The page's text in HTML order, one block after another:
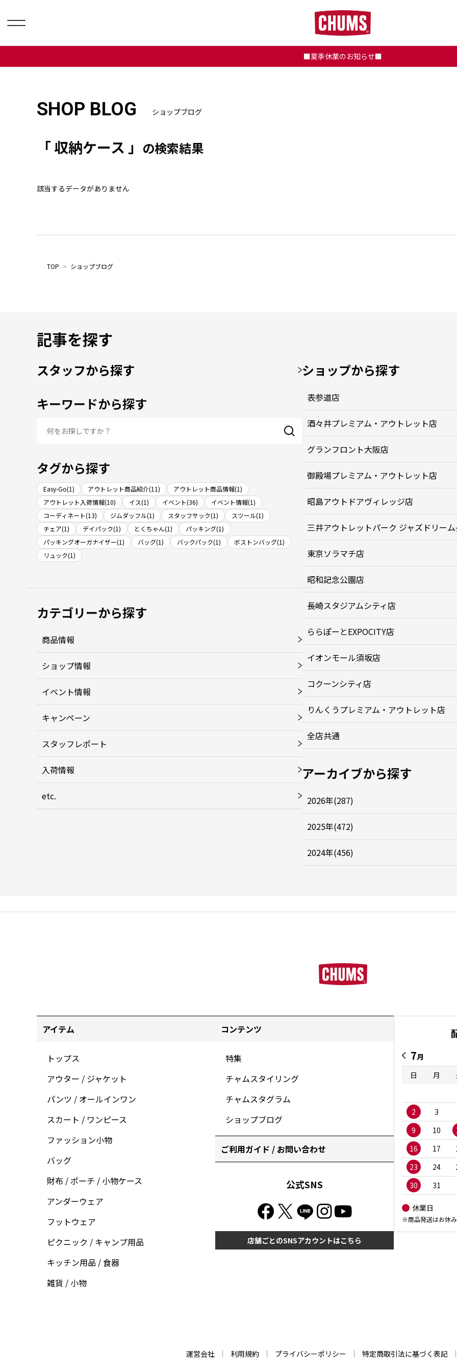
■夏季休業のお知らせ■
SHOP BLOG ショップブログ
「 収納ケース 」 の検索結果
該当するデータがありません
TOP > ショップブログ
記事を探す
スタッフから探す
キーワードから探す
タグから探す
Easy-Go(1) アウトレット商品紹介(11)
アウトレット商品情報(1)
アウトレット入荷情報(10)
イス(1) イベント(36)
イベント情報(1)
コーディネート(13)
ジムダッフル(1) スタッフサック(1)
スツール(1)
チェア(1)
デイパック(1) とくちゃん(1)
パッキング(1)
パッキングオーガナイザー(1)
バッグ(1) バックパック(1)
ボストンバッグ(1)
リュック(1)
カテゴリーから探す
商品情報
ショップ情報
イベント情報
キャンペーン
スタッフレポート
入荷情報
etc.
ショップから探す
表参道店
酒々井プレミアム・アウトレット店
グランフロント大阪店
御殿場プレミアム・アウトレット店
昭島アウトドアヴィレッジ店
三井アウトレットパーク ジャズドリー
東京ソラマチ店
昭和記念公園店
長崎スタジアムシティ店
ららぽーとEXPOCITY店
イオンモール須坂店
コクーンシティ店
りんくうプレミアム・アウトレット店
全店共通
アーカイブから探す
2026年(287)
2025年(472)
2024年(456)
アイテム
トップス
アウター / ジャケット
パンツ / オールインワン
スカート / ワンピース
ファッション小物
バッグ
財布 / ポーチ / 小物ケース
アンダーウェア
フットウェア
ピクニック / キャンプ用品
キッチン用品 / 食器
雑貨 / 小物
コンテンツ
特集
チャムスタイリング
チャムスタグラム
ショップブログ
ご利用ガイド / お問い合わせ
公式SNS
店舗ごとのSNSアカウントはこちら
7月
日
月
2
3
9
10
16
17
23
24
30
31
休業日
※商品発送はお休
運営会社 利用規約 プライバシーポリシー 特定商取引法に基づく表記